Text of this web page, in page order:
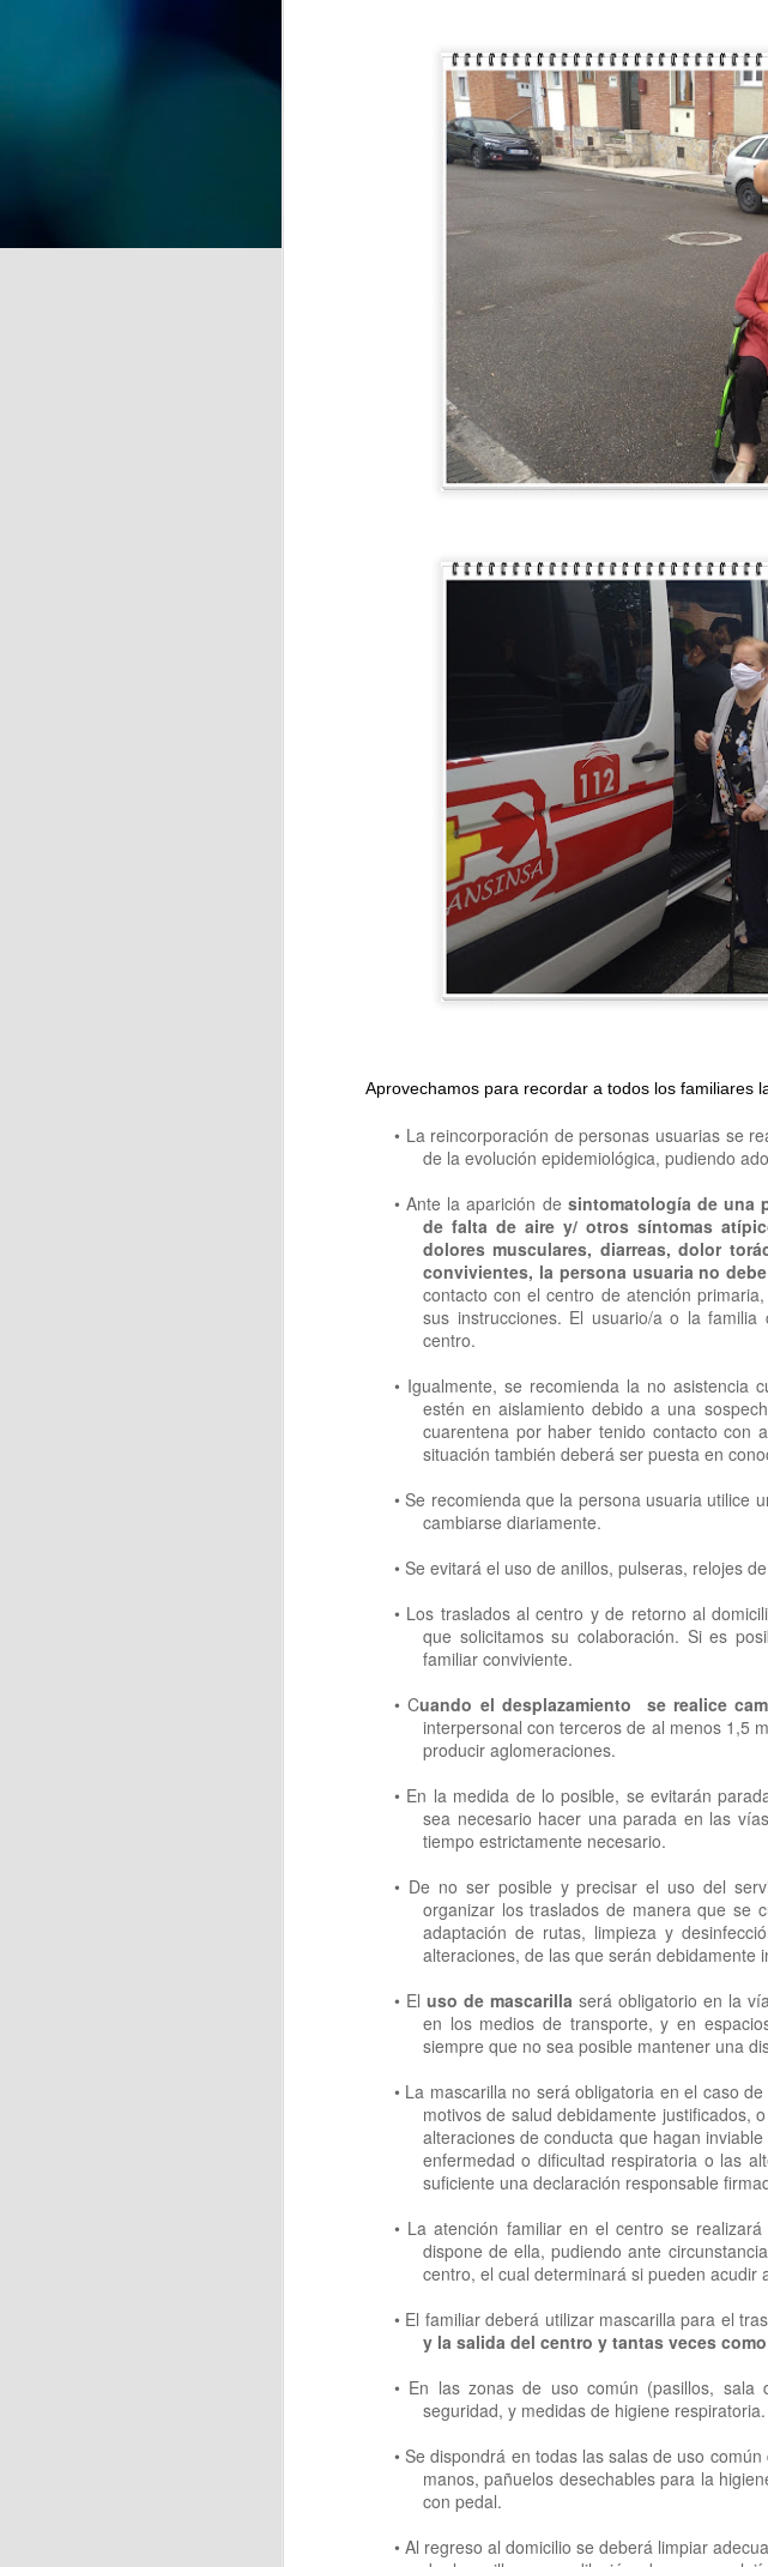
Aprovechamos para recordar a todos los familiares
• La reincorporación de personas usuarias se
de la evolución epidemiológica, pudiendo
• Ante la aparición de sintomatología de una
de falta de aire y/ otros síntomas
dolores musculares, diarreas, dolor
convivientes, la persona usuaria no
contacto con el centro de atención
sus instrucciones. El usuario/a o la
centro.
• Igualmente, se recomienda la no asistencia
estén en aislamiento debido a una
cuarentena por haber tenido contacto con
situación también deberá ser puesta en
• Se recomienda que la persona usuaria utilice
cambiarse diariamente.
• Se evitará el uso de anillos, pulseras, relojes
• Los traslados al centro y de retorno al
que solicitamos su colaboración. Si es
familiar conviviente.
• Cuando el desplazamiento se realice
interpersonal con terceros de al menos 1,5
producir aglomeraciones.
• En la medida de lo posible, se evitarán
sea necesario hacer una parada en las
tiempo estrictamente necesario.
• De no ser posible y precisar el uso del
organizar los traslados de manera que se
adaptación de rutas, limpieza y
alteraciones, de las que serán debidamente
• El uso de mascarilla será obligatorio en la
en los medios de transporte, y en
siempre que no sea posible mantener una
• La mascarilla no será obligatoria en el caso
motivos de salud debidamente justificados,
alteraciones de conducta que hagan
enfermedad o dificultad respiratoria o las
suficiente una declaración responsable
• La atención familiar en el centro se realizará
dispone de ella, pudiendo ante
centro, el cual determinará si pueden acudir
• El familiar deberá utilizar mascarilla para el
y la salida del centro y tantas veces
• En las zonas de uso común (pasillos, sala
seguridad, y medidas de higiene respiratoria.
• Se dispondrá en todas las salas de uso
manos, pañuelos desechables para la
con pedal.
• Al regreso al domicilio se deberá limpiar
Una oportunidad para disfrutar de
un recorrido lleno de creatividad,
Acompañada por sus
compañeras, compañeros y el
equipo de profesionales, Nieves
ha recibido el afecto y las
felicitaciones de todos en un día
tan especial.
JUL
La felicidad es uno de los
disciplinas sociales. Aunque
de bienestar subjetivo que incluye
la percepción de que la vida tiene
A lo largo de la vida, la idea de
prioridades personales y las
Se elaboran principalmente con
huevo y harina. Quedan
En nuestro centro las servimos
cremoso, mermelada y un toque
27
TALLER DE LECTURA
Hoy estrenamos libro en el
La Amaba es una novela de Anna
cinco años, y Chloé, su joven
familiar, donde ambos personajes
💖¡¡¡ El taller de jabones
En el centro de día hemos
jabones artesanales.
Cada participante elaborará un
Asturias.
JUL CONCURSO
y hoy su presidente,
Las pistas las dieron Fernando,
21
Hoy disfrutamos de una
la experiencia del mar de
Para algunos, el plan perfecto
animaron a dar un paso más y
La diversidad de capacidades no
20
Después de 16 años,
1-0 en la final disputada
Para conmemorar este gran éxito,
de un rato de convivencia,
JUL
17
TERAPIA MUSICAL
Mercedes lleva tiempo
constituye un recurso no
A lo largo del proceso se observa
estimula funciones cognitivas
ayudando a mantener la actividad
JUL EL SENIOR PRIX DEL
¡¡Cuarto año consecutivo
Risas, juegos y mucha energía